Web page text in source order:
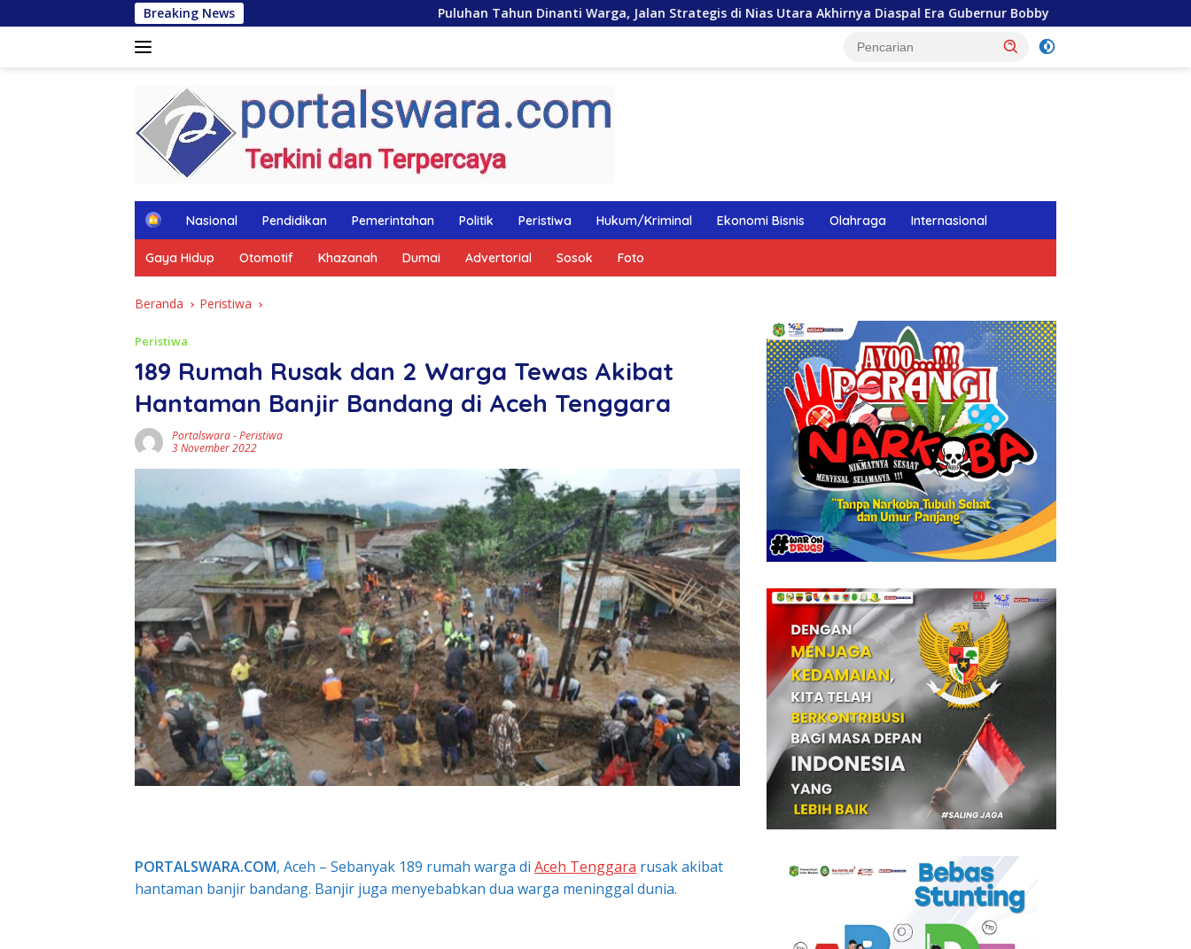
ke
Breaking News Puluhan Tahun Dinanti Warga, Jalan Strategis di Nias Utara Akhirnya Diaspal Era Gubernur Bobby Gubernur Bobby Nasution
H
e
Nasional Pendidikan Pemerintahan Politik Peristiwa Hukum/Kriminal Ekonomi Bisnis Olahraga Internasional
Gaya Hidup Otomotif Khazanah Dumai Advertorial Sosok Foto
Beranda Peristiwa
Peristiwa
189 Rumah Rusak dan 2 Warga Tewas Akibat
Hantaman Banjir Bandang di Aceh Tenggara
Portalswara-Peristiwa
3 November 2022
PORTALSWARA.COM, Aceh – Sebanyak 189 rumah warga di Aceh Tenggara rusak akibat
hantaman banjir bandang. Banjir juga menyebabkan dua warga meninggal dunia.